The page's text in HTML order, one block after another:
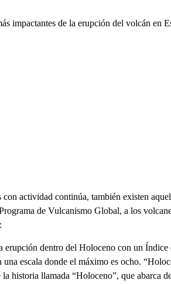
impactantes de la erupción del volcán en
actividad continúa, también existen
de Vulcanismo Global, a los
erupción dentro del Holoceno con un
escala donde el máximo es ocho.
la historia llamada “Holoceno”, que abarca